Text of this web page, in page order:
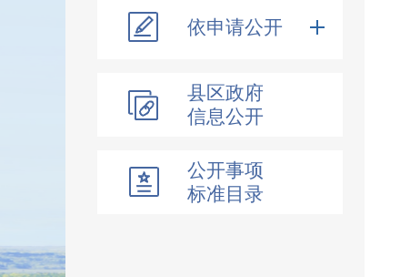
依申请公开
县区政府
信息公开
公开事项
标准目录